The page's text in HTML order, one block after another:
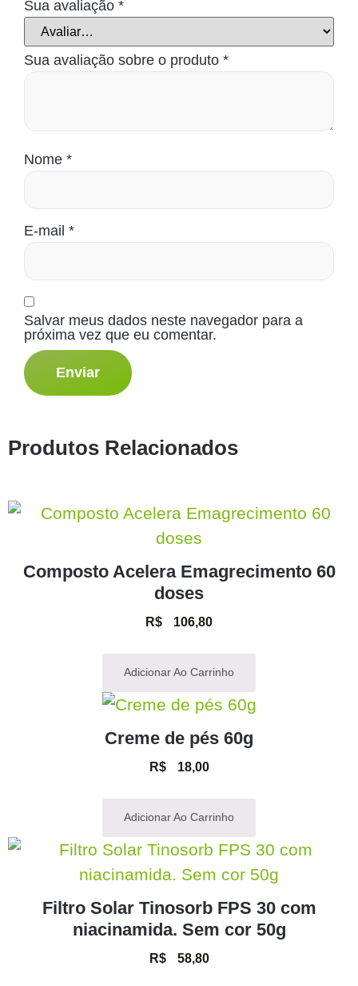
Sua avaliação *
Sua avaliação sobre o produto *
Nome *
E-mail *
Salvar meus dados neste navegador para a
próxima vez que eu comentar.
Produtos Relacionados
Composto Acelera Emagrecimento 60
doses
R$ 106,80
Adicionar Ao Carrinho
Creme de pés 60g
R$18,00
Adicionar Ao Carrinho
Filtro Solar Tinosorb FPS 30 com
niacinamida. Sem cor 50g
R$58,80